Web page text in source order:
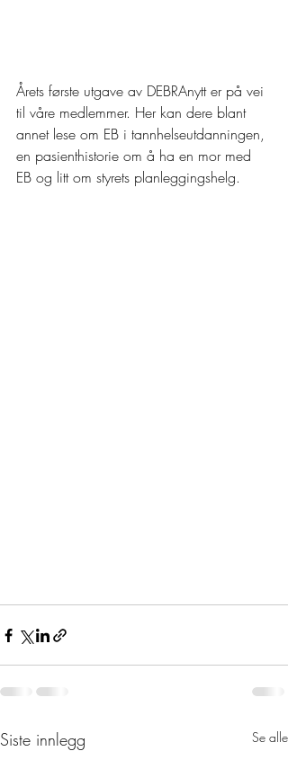
Årets første utgave av DEBRAnytt er på vei
til våre medlemmer. Her kan dere blant
annet lese om EB i tannhelseutdanningen,
en pasienthistorie om å ha en mor med
EB og litt om styrets planleggingshelg.
Siste innlegg Se alle